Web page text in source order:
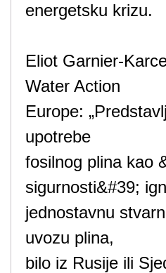
energetsku krizu.
Eliot Garnier-
Water Action
Europe:
upotrebe
fosilnog plina kao
sigurnosti&#39;
jednostavnu
uvozu plina,
bilo iz Rusije ili